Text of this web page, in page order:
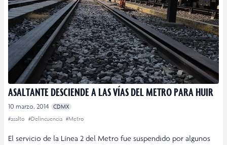
ASALTANTE DESCIENDE A LAS VÍAS DEL METRO PARA HUIR
10 marzo, 2014
CDMX
#asalto #Delincuencia #Metro
El servicio de la Línea 2 del Metro fue suspendido por algunos